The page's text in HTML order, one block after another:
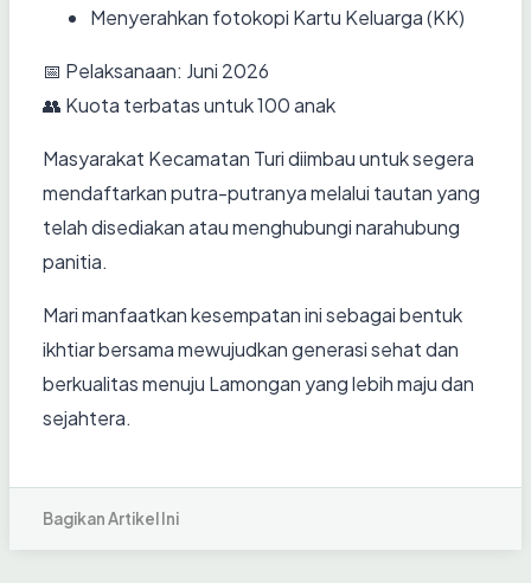
Menyerahkan fotokopi Kartu Keluarga (KK)
📅 Pelaksanaan: Juni 2026
👥 Kuota terbatas untuk 100 anak
Masyarakat Kecamatan Turi diimbau untuk segera
mendaftarkan putra-putranya melalui tautan yang
telah disediakan atau menghubungi narahubung
panitia.
Mari manfaatkan kesempatan ini sebagai bentuk
ikhtiar bersama mewujudkan generasi sehat dan
berkualitas menuju Lamongan yang lebih maju dan
sejahtera.
Bagikan Artikel Ini